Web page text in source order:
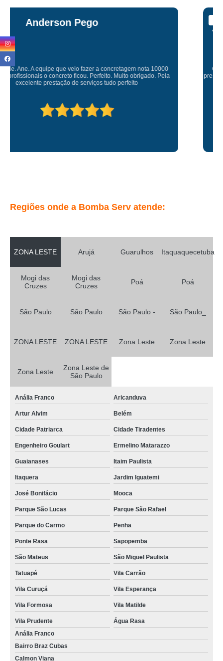
Miriam Ruti
Gostaria de expressar minha sincera gratidão pelo excelente serviço
prestado. É gratificante contar com uma empresa comprometida e pessoas
competente. Obrigado
Regiões onde a Bomba Serv atende:
ZONA LESTE Arujá Guarulhos Itaquaquecetuba
Mogi das
Cruzes
Mogi das
Cruzes
Poá Poá
São Paulo São Paulo São Paulo - São Paulo_
ZONA LESTE ZONA LESTE Zona Leste Zona Leste
Zona Leste
Zona Leste de
São Paulo
Anália Franco Aricanduva
Artur Alvim Belém
Cidade Patriarca Cidade Tiradentes
Engenheiro Goulart Ermelino Matarazzo
Guaianases Itaim Paulista
Itaquera Jardim Iguatemi
José Bonifácio Mooca
Parque São Lucas Parque São Rafael
Parque do Carmo Penha
Ponte Rasa Sapopemba
São Mateus São Miguel Paulista
Tatuapé Vila Carrão
Vila Curuçá Vila Esperança
Vila Formosa Vila Matilde
Vila Prudente
Água Rasa
Anália Franco
Bairro Braz Cubas
Calmon Viana